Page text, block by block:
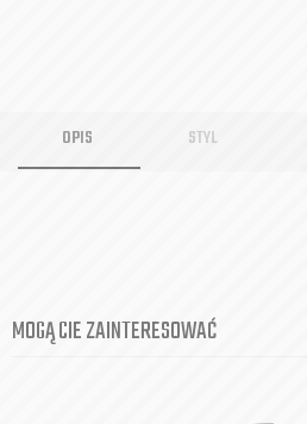
OPIS STYL
MOGĄ CIE ZAINTERESOWAĆ